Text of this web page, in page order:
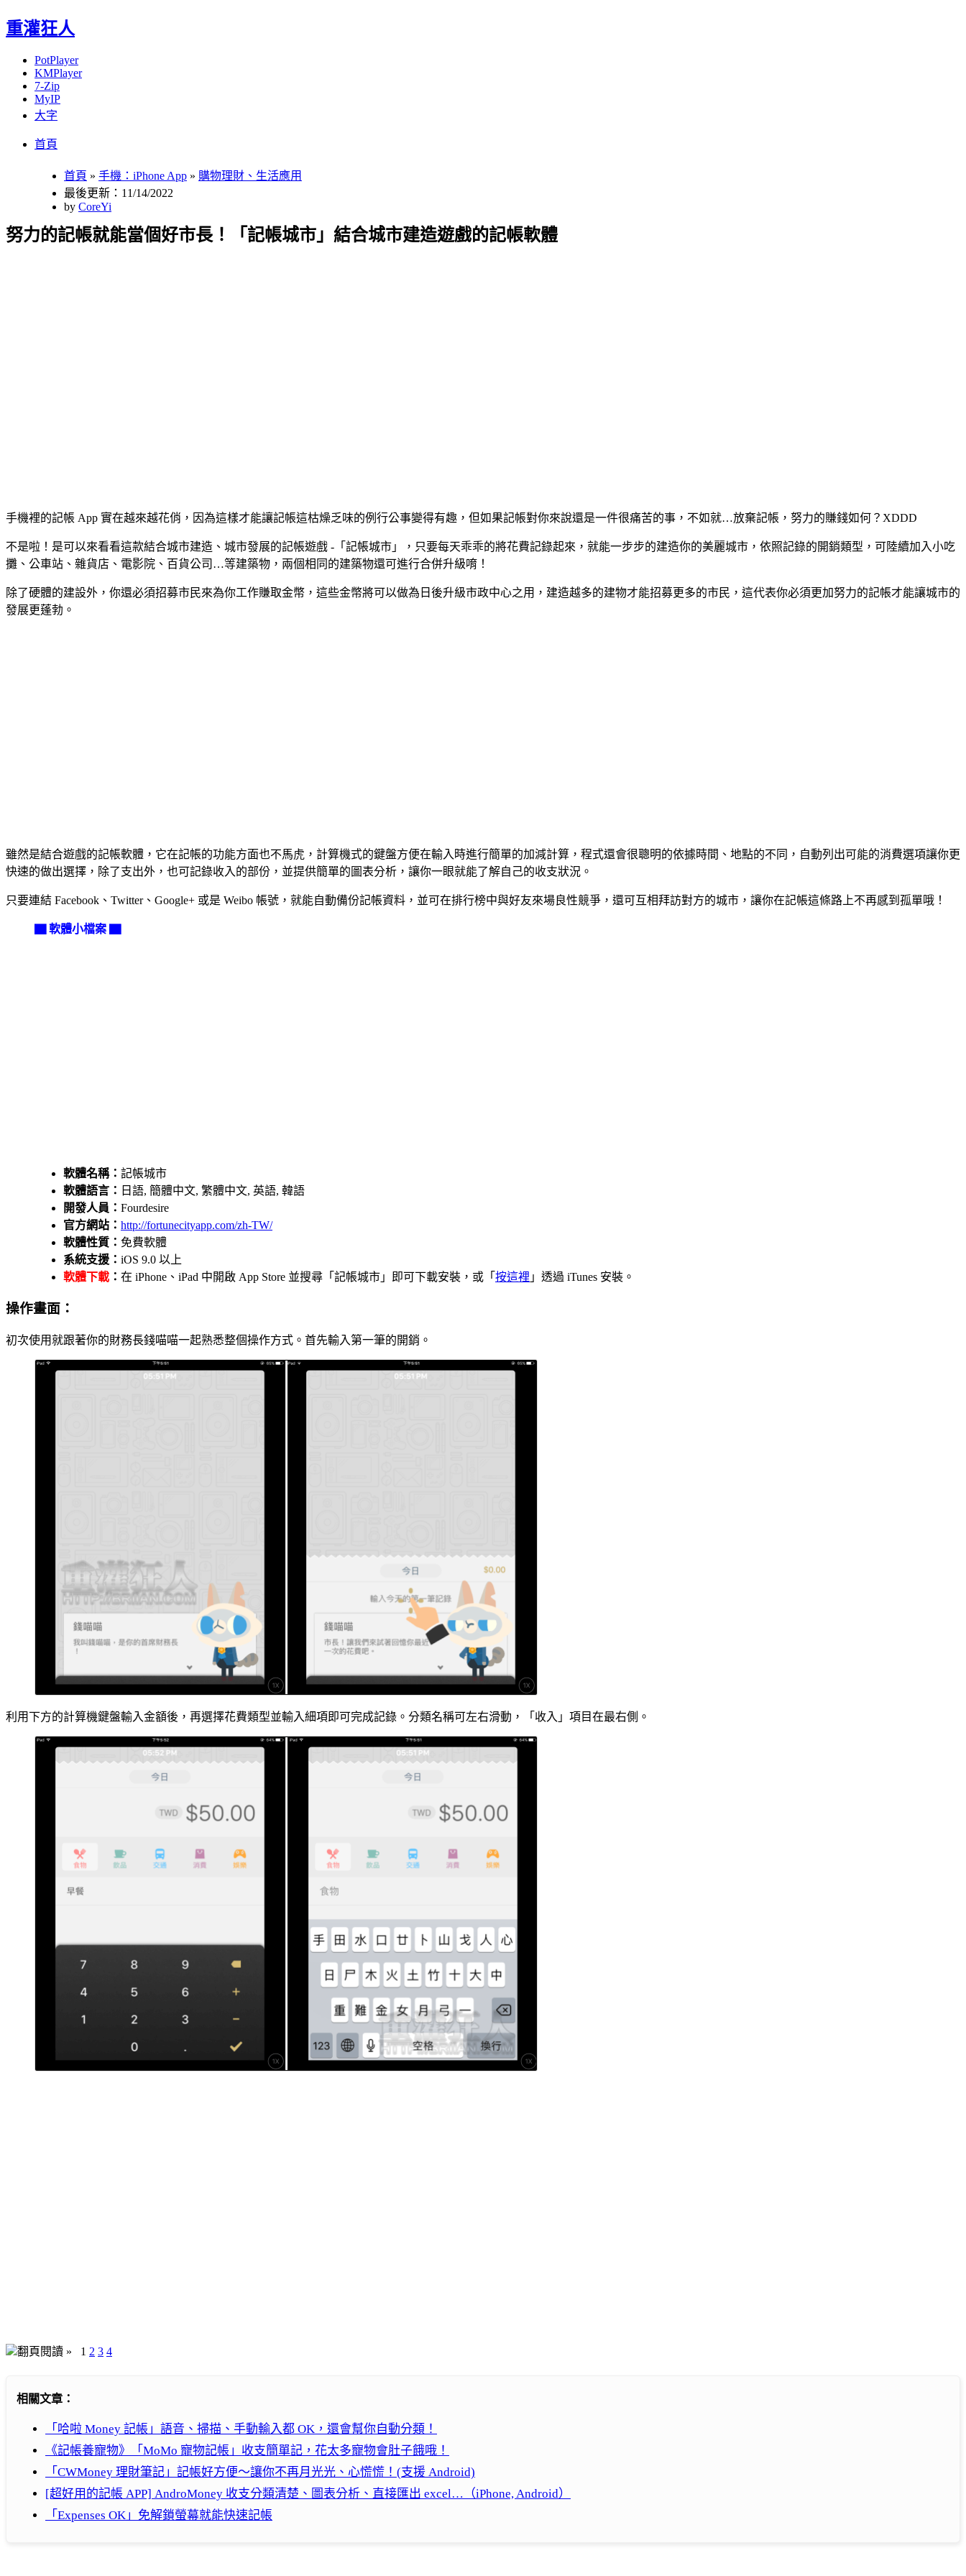
重灌狂人
PotPlayer
KMPlayer
7-Zip
MyIP
大字
首頁
首頁 » 手機：iPhone App » 購物理財、生活應用
最後更新：11/14/2022
by CoreYi
努力的記帳就能當個好市長！「記帳城市」結合城市建造遊戲的記帳軟體
手機裡的記帳 App 實在越來越花俏，因為這樣才能讓記帳這枯燥乏味的例行公事變得有趣，但如果記帳對你來說還是一件很痛苦的事，不如就…放棄記帳，努力的賺錢如何？XDDD
不是啦！是可以來看看這款結合城市建造、城市發展的記帳遊戲 -「記帳城市」，只要每天乖乖的將花費記錄起來，就能一步步的建造你的美麗城市，依照記錄的開銷類型，可陸續加入小吃
攤、公車站、雜貨店、電影院、百貨公司…等建築物，兩個相同的建築物還可進行合併升級唷！
除了硬體的建設外，你還必須招募市民來為你工作賺取金幣，這些金幣將可以做為日後升級市政中心之用，建造越多的建物才能招募更多的市民，這代表你必須更加努力的記帳才能讓城市的
發展更蓬勃。
雖然是結合遊戲的記帳軟體，它在記帳的功能方面也不馬虎，計算機式的鍵盤方便在輸入時進行簡單的加減計算，程式還會很聰明的依據時間、地點的不同，自動列出可能的消費選項讓你更
快速的做出選擇，除了支出外，也可記錄收入的部份，並提供簡單的圖表分析，讓你一眼就能了解自己的收支狀況。
只要連結 Facebook、Twitter、Google+ 或是 Weibo 帳號，就能自動備份記帳資料，並可在排行榜中與好友來場良性競爭，還可互相拜訪對方的城市，讓你在記帳這條路上不再感到孤單哦！
▇ 軟體小檔案 ▇
軟體名稱： 記帳城市
軟體語言： 日語, 簡體中文, 繁體中文, 英語, 韓語
開發人員： Fourdesire
官方網站： http://fortunecityapp.com/zh-TW/
軟體性質： 免費軟體
系統支援： iOS 9.0 以上
軟體下載 ： 在 iPhone、iPad 中開啟 App Store 並搜尋「記帳城市」即可下載安裝，或「 按這裡 」透過 iTunes 安裝。
操作畫面：
初次使用就跟著你的財務長錢喵喵一起熟悉整個操作方式。首先輸入第一筆的開銷。
利用下方的計算機鍵盤輸入金額後，再選擇花費類型並輸入細項即可完成記錄。分類名稱可左右滑動，「收入」項目在最右側。
翻頁閱讀 » 1 2 3 4
相關文章：
「哈啦 Money 記帳」語音、掃描、手動輸入都 OK，還會幫你自動分類！
《記帳養寵物》「MoMo 寵物記帳」收支簡單記，花太多寵物會肚子餓哦！
「CWMoney 理財筆記」記帳好方便～讓你不再月光光、心慌慌！(支援 Android)
[超好用的記帳 APP] AndroMoney 收支分類清楚、圖表分析、直接匯出 excel…（iPhone, Android）
「Expenses OK」免解鎖螢幕就能快速記帳